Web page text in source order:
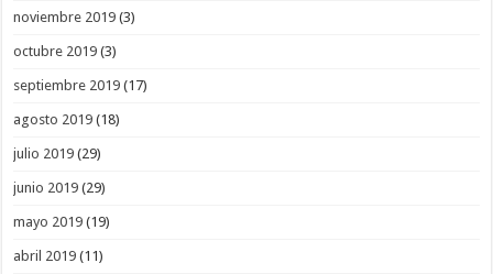
noviembre 2019 (3)
octubre 2019 (3)
septiembre 2019 (17)
agosto 2019 (18)
julio 2019 (29)
junio 2019 (29)
mayo 2019 (19)
abril 2019 (11)